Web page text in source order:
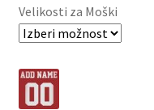
Velikosti za Moški